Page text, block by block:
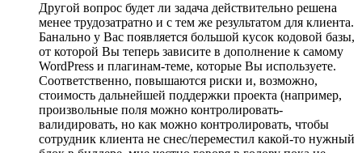
Другой вопрос будет ли задача действительно решена
менее трудозатратно и с тем же результатом для клиента.
Банально у Вас появляется большой кусок кодовой базы,
от которой Вы теперь зависите в дополнение к самому
WordPress и плагинам-теме, которые Вы используете.
Соответственно, повышаются риски и, возможно,
стоимость дальнейшей поддержки проекта (например,
произвольные поля можно контролировать-
валидировать, но как можно контролировать, чтобы
сотрудник клиента не снес/переместил какой-то нужный